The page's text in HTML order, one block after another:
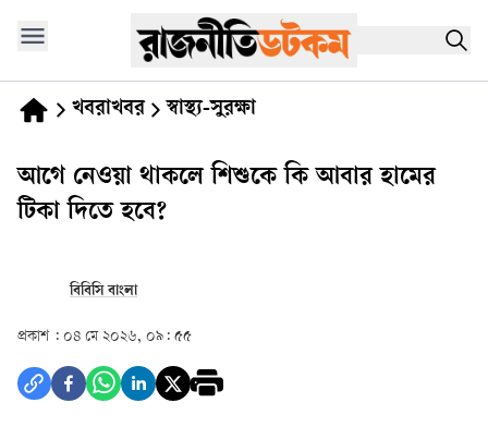
খবরাখবর স্বাস্থ্য-সুরক্ষা
আগে নেওয়া থাকলে শিশুকে কি আবার হামের
টিকা দিতে হবে?
বিবিসি বাংলা
প্রকাশ : ০৪ মে ২০২৬, ০৯: ৫৫